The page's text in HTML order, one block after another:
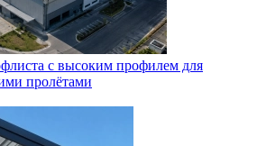
с высоким профилем для
пролётами